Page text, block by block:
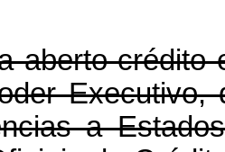
aberto crédito
Executivo,
a